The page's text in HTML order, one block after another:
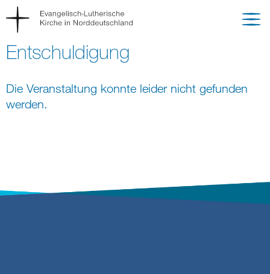
Entschuldigung
Die Veranstaltung konnte leider nicht gefunden
werden.